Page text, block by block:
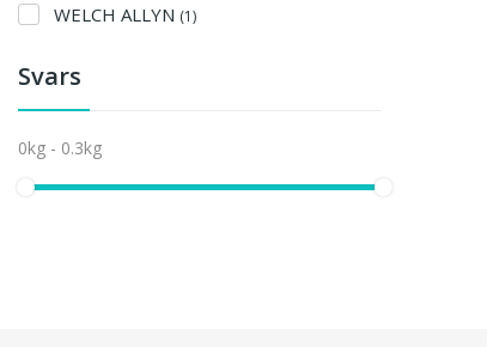
WELCH ALLYN (1)
Svars
0kg - 0.3kg